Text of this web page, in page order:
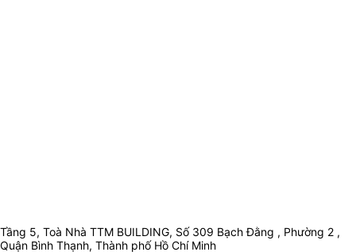
Tầng 5, Toà Nhà TTM BUILDING, Số 309 Bạch Đằng , Phường 2 ,
Quận Bình Thạnh, Thành phố Hồ Chí Minh